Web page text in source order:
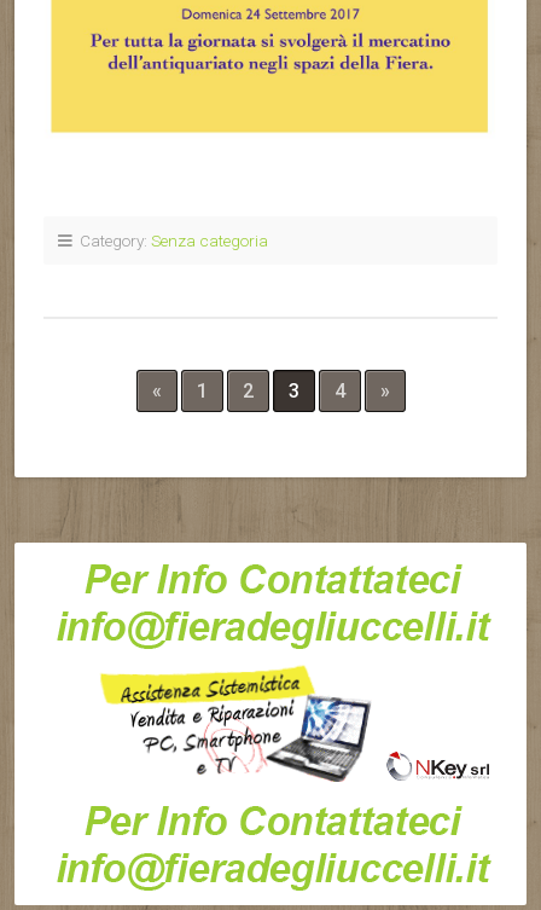
Category: Senza categoria
« 1 2 3 4 »